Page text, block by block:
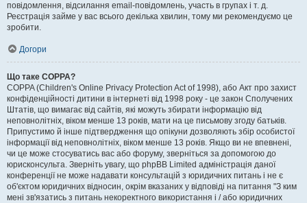
повідомлення, відсилання email-повідомлень, участь в групах і т. д.
Реєстрація займе у вас всього декілька хвилин, тому ми рекомендуємо це
зробити.
Догори
Що таке COPPA?
COPPA (Children's Online Privacy Protection Act of 1998), або Акт про захист
конфіденційності дитини в інтернеті від 1998 року - це закон Сполучених
Штатів, що вимагає від сайтів, які можуть збирати інформацію від
неповнолітніх, віком менше 13 років, мати на це письмову згоду батьків.
Припустимо й інше підтвердження що опікуни дозволяють збір особистої
інформації від неповнолітніх, віком менше 13 років. Якщо ви не впевнені,
чи це може стосуватись вас або форуму, зверніться за допомогою до
юрисконсульта. Зверніть увагу, що phpBB Limited адміністрація даної
конференції не може надавати консультацій з юридичних питань і не є
об'єктом юридичних відносин, окрім вказаних у відповіді на питання "З ким
мені зв'язатись з питань некоректного використання і / або юридичних